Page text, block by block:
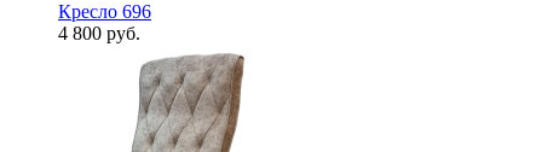
Кресло 696
4 800 руб.